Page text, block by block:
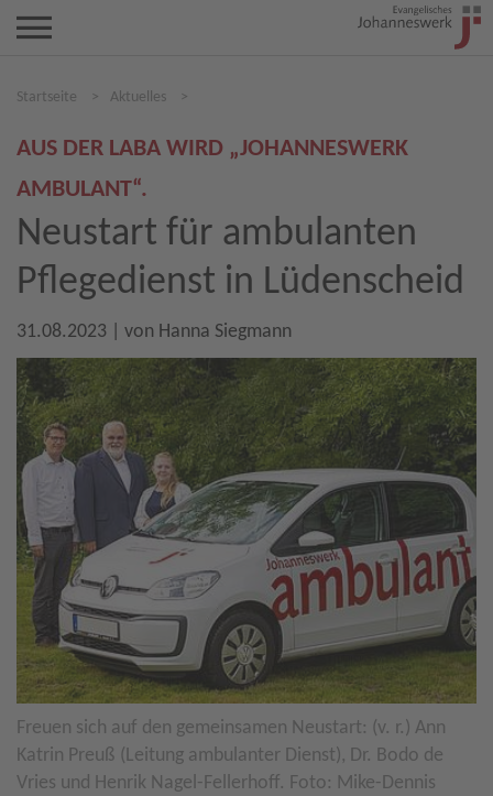
Startseite > Aktuelles >
AUS DER LABA WIRD „JOHANNESWERK
AMBULANT“.
Neustart für ambulanten
Pflegedienst in Lüdenscheid
31.08.2023 | von Hanna Siegmann
Freuen sich auf den gemeinsamen Neustart: (v. r.) Ann
Katrin Preuß (Leitung ambulanter Dienst), Dr. Bodo de
Vries und Henrik Nagel-Fellerhoff. Foto: Mike-Dennis